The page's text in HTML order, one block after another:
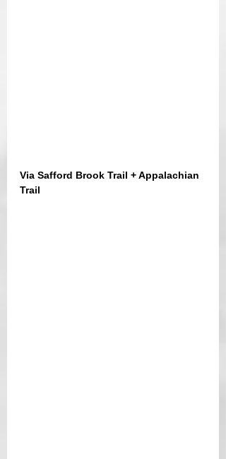
Via Safford Brook Trail + Appalachian
Trail